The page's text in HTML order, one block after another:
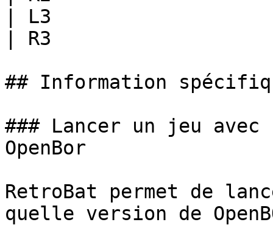
| L3
| R3
## Information
### Lancer un jeu
OpenBor
RetroBat permet de
quelle version de